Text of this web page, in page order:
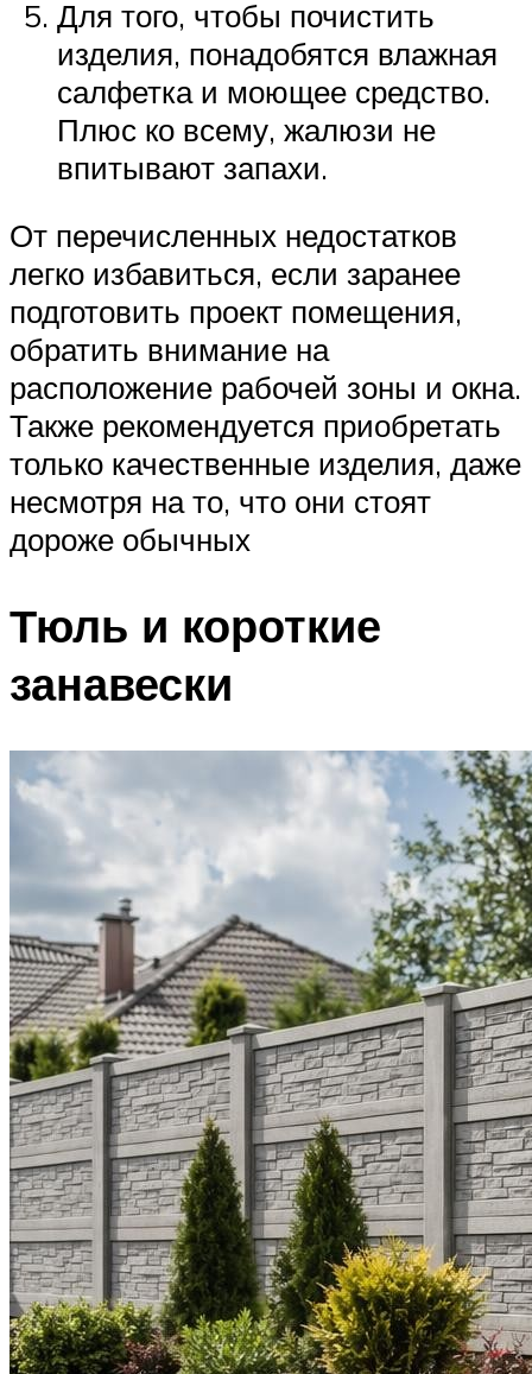
Для того, чтобы почистить
изделия, понадобятся влажная
салфетка и моющее средство.
Плюс ко всему, жалюзи не
впитывают запахи.
От перечисленных недостатков
легко избавиться, если заранее
подготовить проект помещения,
обратить внимание на
расположение рабочей зоны и окна.
Также рекомендуется приобретать
только качественные изделия, даже
несмотря на то, что они стоят
дороже обычных
Тюль и короткие
занавески